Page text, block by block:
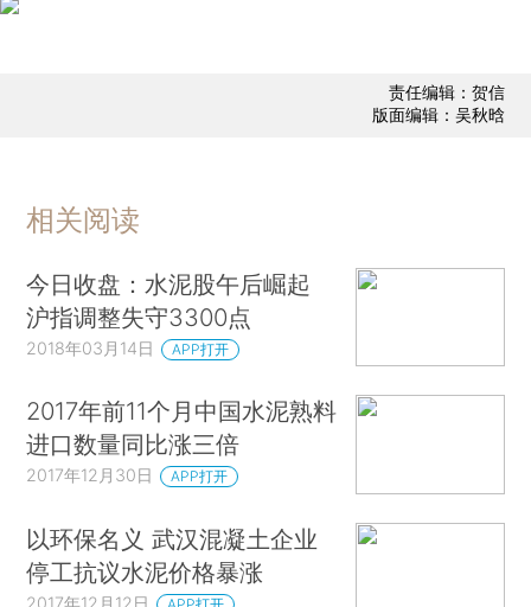
责任编辑：贺信
版面编辑：吴秋晗
相关阅读
今日收盘：水泥股午后崛起
沪指调整失守3300点
2018年03月14日 APP打开
2017年前11个月中国水泥熟料
进口数量同比涨三倍
2017年12月30日 APP打开
以环保名义 武汉混凝土企业
停工抗议水泥价格暴涨
2017年12月12日